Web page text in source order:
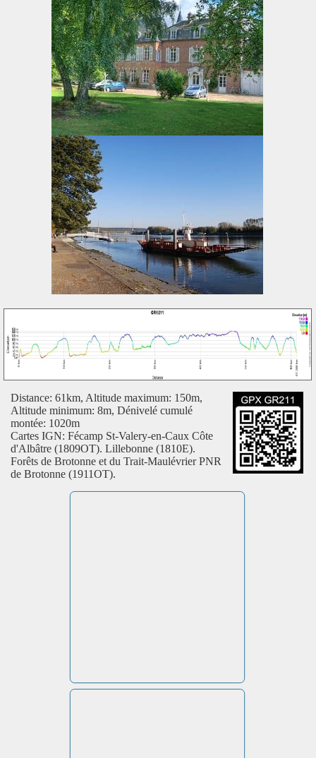
Distance: 61km, Altitude maximum: 150m,
Altitude minimum: 8m, Dénivelé cumulé
montée: 1020m
Cartes IGN: Fécamp St-Valery-en-Caux Côte
d'Albâtre (1809OT). Lillebonne (1810E).
Forêts de Brotonne et du Trait-Maulévrier PNR
de Brotonne (1911OT).